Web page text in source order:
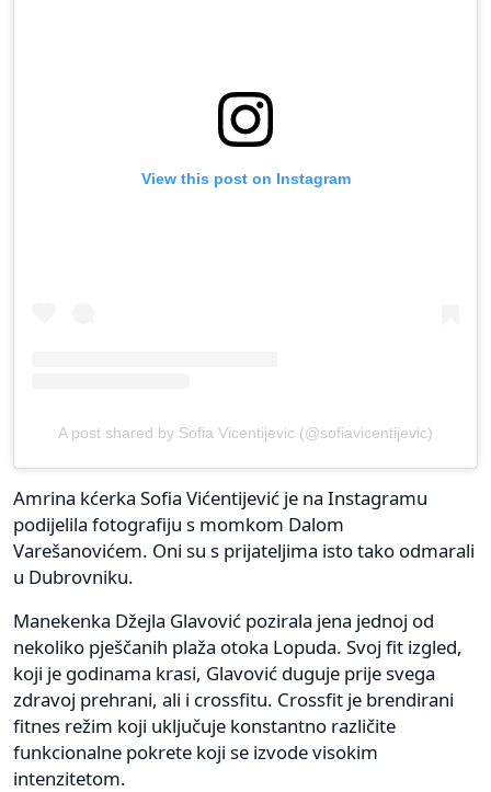
View this post on Instagram
A post shared by Sofia Vicentijevic (@sofiavicentijevic)
Amrina kćerka Sofia Vićentijević je na Instagramu
podijelila fotografiju s momkom Dalom
Varešanovićem. Oni su s prijateljima isto tako odmarali
u Dubrovniku.
Manekenka Džejla Glavović pozirala jena jednoj od
nekoliko pješčanih plaža otoka Lopuda. Svoj fit izgled,
koji je godinama krasi, Glavović duguje prije svega
zdravoj prehrani, ali i crossfitu. Crossfit je brendirani
fitnes režim koji uključuje konstantno različite
funkcionalne pokrete koji se izvode visokim
intenzitetom.